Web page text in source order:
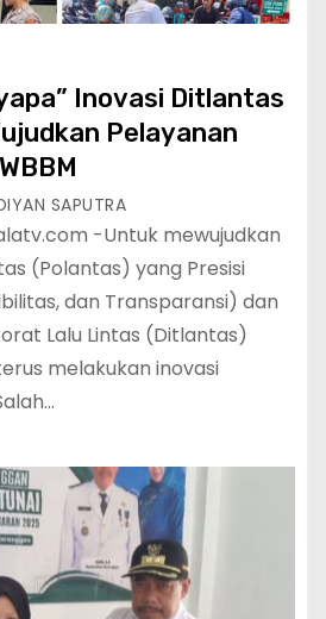
Inovasi Ditlantas
Pelayanan
SAPUTRA
-Untuk mewujudkan
(Polantas) yang Presisi
dan Transparansi) dan
Lalu Lintas (Ditlantas)
melakukan inovasi